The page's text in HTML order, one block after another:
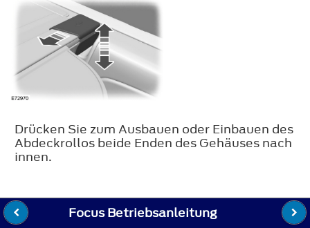
Drücken Sie zum Ausbauen oder Einbauen des
Abdeckrollos beide Enden des Gehäuses nach
innen.
Focus Betriebsanleitung